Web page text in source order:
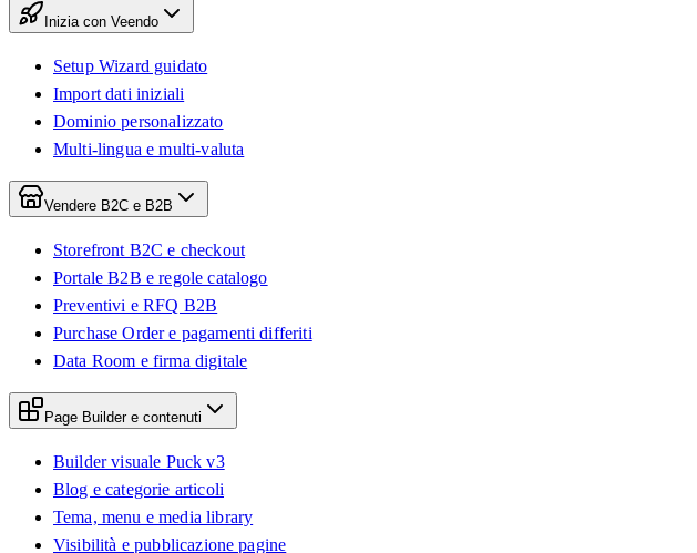
Inizia con Veendo
Setup Wizard guidato
Import dati iniziali
Dominio personalizzato
Multi-lingua e multi-valuta
Vendere B2C e B2B
Storefront B2C e checkout
Portale B2B e regole catalogo
Preventivi e RFQ B2B
Purchase Order e pagamenti differiti
Data Room e firma digitale
Page Builder e contenuti
Builder visuale Puck v3
Blog e categorie articoli
Tema, menu e media library
Visibilità e pubblicazione pagine